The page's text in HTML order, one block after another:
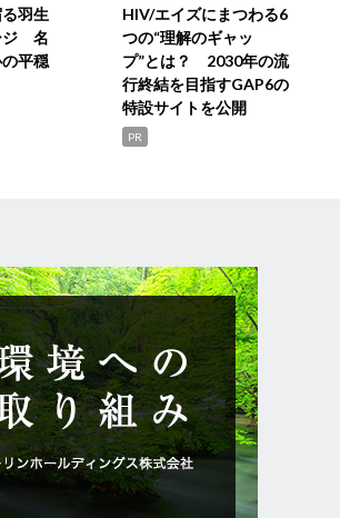
る羽生
ジ 名
平穏
HIV/エイズにまつわる6
つの“理解のギャッ
プ”とは？ 2030年の流
行終結を目指すGAP6の
特設サイトを公開
PR